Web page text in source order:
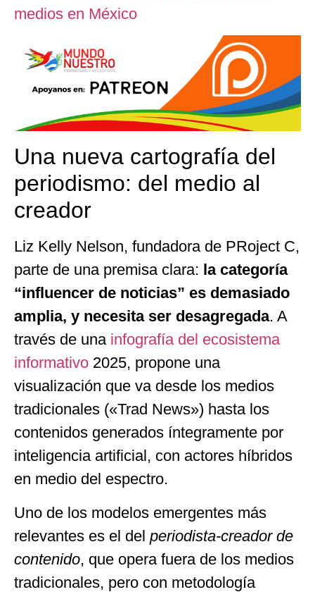
medios en México
Una nueva cartografía del
periodismo: del medio al
creador
Liz Kelly Nelson, fundadora de PRoject C,
parte de una premisa clara: la categoría
“influencer de noticias” es demasiado
amplia, y necesita ser desagregada. A
través de unainfografía del ecosistema
informativo 2025, propone una
visualización que va desde los medios
tradicionales («Trad News») hasta los
contenidos generados íntegramente por
inteligencia artificial, con actores híbridos
en medio del espectro.
Uno de los modelos emergentes más
relevantes es el del periodista-creador de
contenido, que opera fuera de los medios
tradicionales, pero con metodología